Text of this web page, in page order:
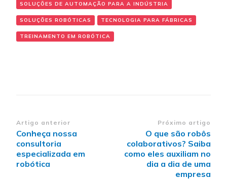
SOLUÇÕES DE AUTOMAÇÃO PARA A INDÚSTRIA
SOLUÇÕES ROBÓTICAS TECNOLOGIA PARA FÁBRICAS
TREINAMENTO EM ROBÓTICA
Navegação
de
post
Artigo anterior
Conheça nossa
consultoria
especializada em
robótica
Próximo artigo
O que são robôs
colaborativos? Saiba
como eles auxiliam no
dia a dia de uma
empresa